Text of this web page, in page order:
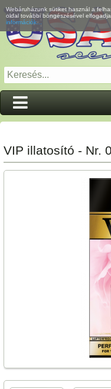
Webáruházunk sütiket használ a
oldal további böngészésével
információk...
VIP illatosító - Nr.